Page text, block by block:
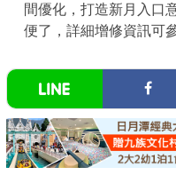
間優化，打造新月入口
便了，詳細增修資訊可